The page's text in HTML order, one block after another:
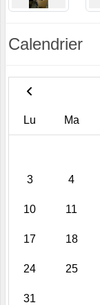
Calendrier
Lu Ma
3 4
10 11
17 18
24 25
31